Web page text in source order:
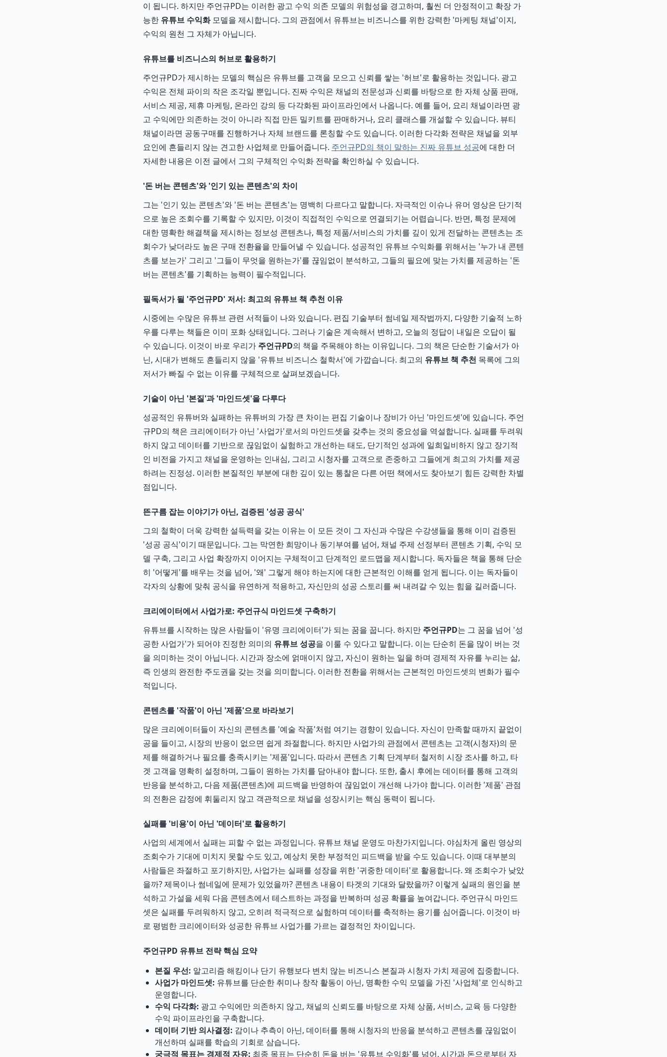
이 됩니다. 하지만 주언규PD는 이러한 광고 수익 의존 모델의 위험성을 경고하며, 훨씬 더 안정적이고 확장 가
능한 유튜브 수익화모델을 제시합니다. 그의 관점에서 유튜브는 비즈니스를 위한 강력한 '마케팅 채널'이지,
수익의 원천 그 자체가 아닙니다.
유튜브를 비즈니스의 허브로 활용하기
주언규PD가 제시하는 모델의 핵심은 유튜브를 고객을 모으고 신뢰를 쌓는 '허브'로 활용하는 것입니다. 광고
수익은 전체 파이의 작은 조각일 뿐입니다. 진짜 수익은 채널의 전문성과 신뢰를 바탕으로 한 자체 상품 판매,
서비스 제공, 제휴 마케팅, 온라인 강의 등 다각화된 파이프라인에서 나옵니다. 예를 들어, 요리 채널이라면 광
고 수익에만 의존하는 것이 아니라 직접 만든 밀키트를 판매하거나, 요리 클래스를 개설할 수 있습니다. 뷰티
채널이라면 공동구매를 진행하거나 자체 브랜드를 론칭할 수도 있습니다. 이러한 다각화 전략은 채널을 외부
요인에 흔들리지 않는 견고한 사업체로 만들어줍니다. 주언규PD의 책이 말하는 진짜 유튜브 성공에 대한 더
자세한 내용은 이전 글에서 그의 구체적인 수익화 전략을 확인하실 수 있습니다.
'돈 버는 콘텐츠'와 '인기 있는 콘텐츠'의 차이
그는 '인기 있는 콘텐츠'와 '돈 버는 콘텐츠'는 명백히 다르다고 말합니다. 자극적인 이슈나 유머 영상은 단기적
으로 높은 조회수를 기록할 수 있지만, 이것이 직접적인 수익으로 연결되기는 어렵습니다. 반면, 특정 문제에
대한 명확한 해결책을 제시하는 정보성 콘텐츠나, 특정 제품/서비스의 가치를 깊이 있게 전달하는 콘텐츠는 조
회수가 낮더라도 높은 구매 전환율을 만들어낼 수 있습니다. 성공적인 유튜브 수익화를 위해서는 '누가 내 콘텐
츠를 보는가' 그리고 '그들이 무엇을 원하는가'를 끊임없이 분석하고, 그들의 필요에 맞는 가치를 제공하는 '돈
버는 콘텐츠'를 기획하는 능력이 필수적입니다.
필독서가 될 '주언규PD' 저서: 최고의 유튜브 책 추천 이유
시중에는 수많은 유튜브 관련 서적들이 나와 있습니다. 편집 기술부터 썸네일 제작법까지, 다양한 기술적 노하
우를 다루는 책들은 이미 포화 상태입니다. 그러나 기술은 계속해서 변하고, 오늘의 정답이 내일은 오답이 될
수 있습니다. 이것이 바로 우리가 주언규PD의 책을 주목해야 하는 이유입니다. 그의 책은 단순한 기술서가 아
닌, 시대가 변해도 흔들리지 않을 '유튜브 비즈니스 철학서'에 가깝습니다. 최고의 유튜브 책 추천 목록에 그의
저서가 빠질 수 없는 이유를 구체적으로 살펴보겠습니다.
기술이 아닌 '본질'과 '마인드셋'을 다루다
성공적인 유튜버와 실패하는 유튜버의 가장 큰 차이는 편집 기술이나 장비가 아닌 '마인드셋'에 있습니다. 주언
규PD의 책은 크리에이터가 아닌 '사업가'로서의 마인드셋을 갖추는 것의 중요성을 역설합니다. 실패를 두려워
하지 않고 데이터를 기반으로 끊임없이 실험하고 개선하는 태도, 단기적인 성과에 일희일비하지 않고 장기적
인 비전을 가지고 채널을 운영하는 인내심, 그리고 시청자를 고객으로 존중하고 그들에게 최고의 가치를 제공
하려는 진정성. 이러한 본질적인 부분에 대한 깊이 있는 통찰은 다른 어떤 책에서도 찾아보기 힘든 강력한 차별
점입니다.
뜬구름 잡는 이야기가 아닌, 검증된 '성공 공식'
그의 철학이 더욱 강력한 설득력을 갖는 이유는 이 모든 것이 그 자신과 수많은 수강생들을 통해 이미 검증된
'성공 공식'이기 때문입니다. 그는 막연한 희망이나 동기부여를 넘어, 채널 주제 선정부터 콘텐츠 기획, 수익 모
델 구축, 그리고 사업 확장까지 이어지는 구체적이고 단계적인 로드맵을 제시합니다. 독자들은 책을 통해 단순
히 '어떻게'를 배우는 것을 넘어, '왜' 그렇게 해야 하는지에 대한 근본적인 이해를 얻게 됩니다. 이는 독자들이
각자의 상황에 맞춰 공식을 유연하게 적용하고, 자신만의 성공 스토리를 써 내려갈 수 있는 힘을 길러줍니다.
크리에이터에서 사업가로: 주언규식 마인드셋 구축하기
유튜브를 시작하는 많은 사람들이 '유명 크리에이터'가 되는 꿈을 꿉니다. 하지만 주언규PD는 그 꿈을 넘어 '성
공한 사업가'가 되어야 진정한 의미의 유튜브 성공을 이룰 수 있다고 말합니다. 이는 단순히 돈을 많이 버는 것
을 의미하는 것이 아닙니다. 시간과 장소에 얽매이지 않고, 자신이 원하는 일을 하며 경제적 자유를 누리는 삶,
즉 인생의 완전한 주도권을 갖는 것을 의미합니다. 이러한 전환을 위해서는 근본적인 마인드셋의 변화가 필수
적입니다.
콘텐츠를 '작품'이 아닌 '제품'으로 바라보기
많은 크리에이터들이 자신의 콘텐츠를 '예술 작품'처럼 여기는 경향이 있습니다. 자신이 만족할 때까지 끝없이
공을 들이고, 시장의 반응이 없으면 쉽게 좌절합니다. 하지만 사업가의 관점에서 콘텐츠는 고객(시청자)의 문
제를 해결하거나 필요를 충족시키는 '제품'입니다. 따라서 콘텐츠 기획 단계부터 철저히 시장 조사를 하고, 타
겟 고객을 명확히 설정하며, 그들이 원하는 가치를 담아내야 합니다. 또한, 출시 후에는 데이터를 통해 고객의
반응을 분석하고, 다음 제품(콘텐츠)에 피드백을 반영하여 끊임없이 개선해 나가야 합니다. 이러한 '제품' 관점
의 전환은 감정에 휘둘리지 않고 객관적으로 채널을 성장시키는 핵심 동력이 됩니다.
실패를 '비용'이 아닌 '데이터'로 활용하기
사업의 세계에서 실패는 피할 수 없는 과정입니다. 유튜브 채널 운영도 마찬가지입니다. 야심차게 올린 영상의
조회수가 기대에 미치지 못할 수도 있고, 예상치 못한 부정적인 피드백을 받을 수도 있습니다. 이때 대부분의
사람들은 좌절하고 포기하지만, 사업가는 실패를 성장을 위한 '귀중한 데이터'로 활용합니다. 왜 조회수가 낮았
을까? 제목이나 썸네일에 문제가 있었을까? 콘텐츠 내용이 타겟의 기대와 달랐을까? 이렇게 실패의 원인을 분
석하고 가설을 세워 다음 콘텐츠에서 테스트하는 과정을 반복하며 성공 확률을 높여갑니다. 주언규식 마인드
셋은 실패를 두려워하지 않고, 오히려 적극적으로 실험하며 데이터를 축적하는 용기를 심어줍니다. 이것이 바
로 평범한 크리에이터와 성공한 유튜브 사업가를 가르는 결정적인 차이입니다.
주언규PD 유튜브 전략 핵심 요약
본질 우선: 알고리즘 해킹이나 단기 유행보다 변치 않는 비즈니스 본질과 시청자 가치 제공에 집중합니다.
사업가 마인드셋: 유튜브를 단순한 취미나 창작 활동이 아닌, 명확한 수익 모델을 가진 '사업체'로 인식하고
운영합니다.
수익 다각화: 광고 수익에만 의존하지 않고, 채널의 신뢰도를 바탕으로 자체 상품, 서비스, 교육 등 다양한
수익 파이프라인을 구축합니다.
데이터 기반 의사결정: 감이나 추측이 아닌, 데이터를 통해 시청자의 반응을 분석하고 콘텐츠를 끊임없이
개선하며 실패를 학습의 기회로 삼습니다.
궁극적 목표는 경제적 자유: 최종 목표는 단순히 돈을 버는 '유튜브 수익화'를 넘어, 시간과 돈으로부터 자